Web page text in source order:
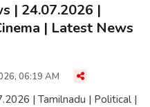
| 24.07.2026 |
| Latest News
06:19 AM
| Tamilnadu | Political |